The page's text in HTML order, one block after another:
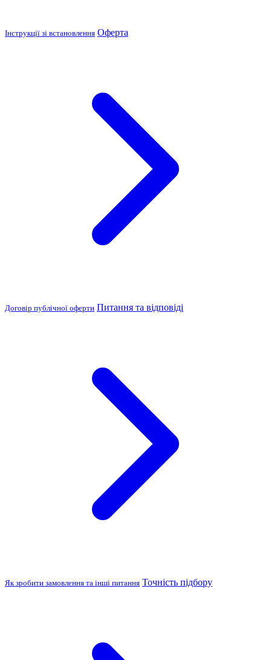
Інструкції зі встановлення Оферта
Договір публічної оферти Питання та відповіді
Як зробити замовлення та інші питання Точність підбору